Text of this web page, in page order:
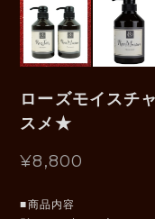
ローズモイス
スメ★
¥8,800
■商品内容